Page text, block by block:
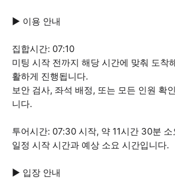
▶ 이용 안내
집합시간: 07:10
미팅 시작 전까지 해당 시간에 맞춰 도착
활하게 진행됩니다.
보안 검사, 좌석 배정, 또는 모든 인원 확
니다.
투어시간: 07:30 시작, 약 11시간 30분 소
일정 시작 시간과 예상 소요 시간입니다.
▶ 입장 안내